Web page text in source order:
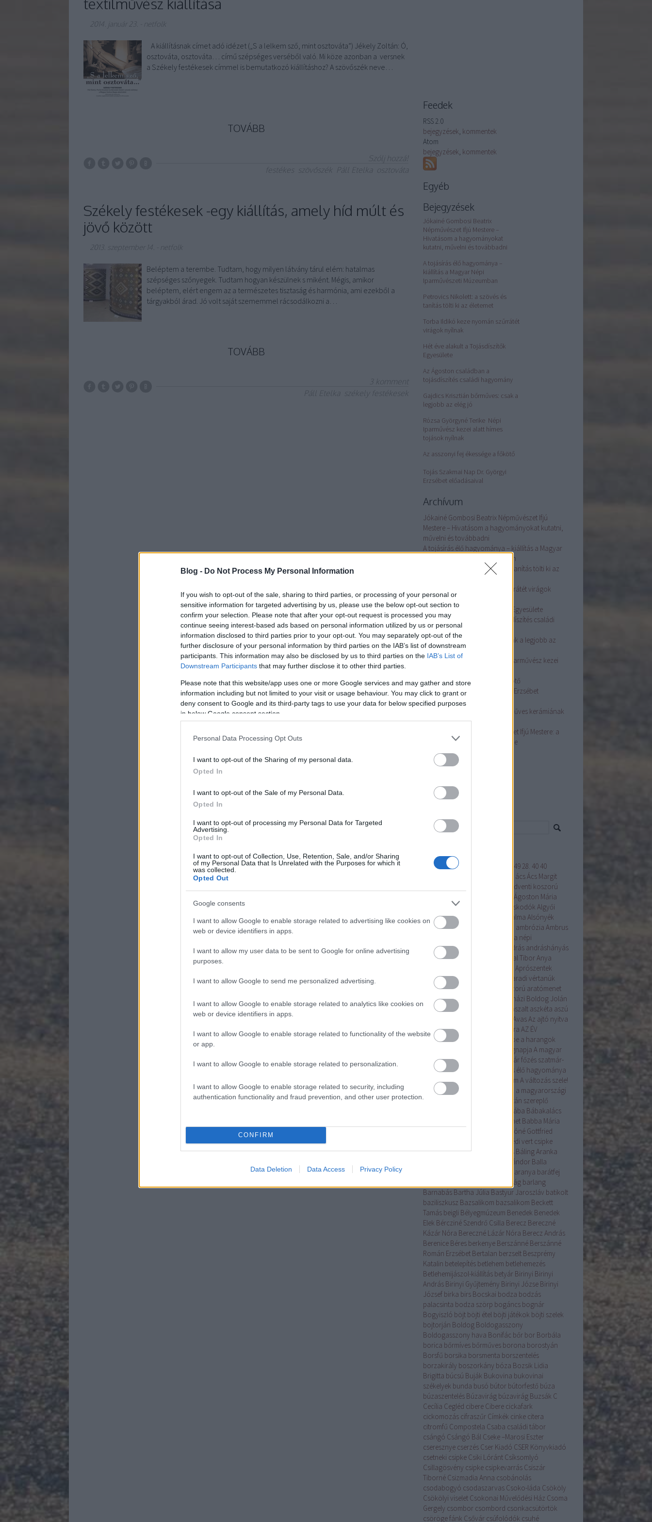
Blog - Do Not Process My Personal Information
If you wish to opt-out of the sale, sharing to third parties, or processing of your personal or
sensitive information for targeted advertising by us, please use the below opt-out section to
confirm your selection. Please note that after your opt-out request is processed you may
continue seeing interest-based ads based on personal information utilized by us or personal
information disclosed to third parties prior to your opt-out. You may separately opt-out of the
further disclosure of your personal information by third parties on the IAB’s list of downstream
participants. This information may also be disclosed by us to third parties on the IAB’s List of
Downstream Participants that may further disclose it to other third parties.
Please note that this website/app uses one or more Google services and may gather and store
information including but not limited to your visit or usage behaviour. You may click to grant or
deny consent to Google and its third-party tags to use your data for below specified purposes
in below Google consent section.
Personal Data Processing Opt Outs
I want to opt-out of the Sharing of my personal data.
Opted In
I want to opt-out of the Sale of my Personal Data.
Opted In
I want to opt-out of processing my Personal Data for Targeted
Advertising.
Opted In
I want to opt-out of Collection, Use, Retention, Sale, and/or Sharing
of my Personal Data that Is Unrelated with the Purposes for which it
was collected.
Opted Out
Google consents
I want to allow Google to enable storage related to advertising like cookies on
web or device identifiers in apps.
I want to allow my user data to be sent to Google for online advertising
purposes.
I want to allow Google to send me personalized advertising.
I want to allow Google to enable storage related to analytics like cookies on
web or device identifiers in apps.
I want to allow Google to enable storage related to functionality of the website
or app.
I want to allow Google to enable storage related to personalization.
I want to allow Google to enable storage related to security, including
authentication functionality and fraud prevention, and other user protection.
CONFIRM
Data Deletion Data Access Privacy Policy
2014. január 23. netfolk
A kiállításnak címet adó idézet („S a lelkem sző, mint osztováta”) Jékely Zoltán: Ó,
osztováta, osztováta… című szépséges verséből való. Mi köze azonban a versnek
a Székely festékesek címmel is bemutatkozó kiállításhoz? A szövőszék neve…
TOVÁBB
Szólj hozzá!
festékes
szövőszék Páll Etelka osztováta
Székely festékesek -egy kiállítás, amely híd múlt és
jövő között
2013. szeptember 14. netfolk
Beléptem a terembe. Tudtam, hogy milyen látvány tárul elém: hatalmas
szépséges szőnyegek. Tudtam hogyan készülnek s miként. Mégis, amikor
beléptem, elért engem az a természetes tisztaság és harmónia, ami ezekből a
tárgyakból árad. Jó volt saját szememmel rácsodálkozni a…
TOVÁBB
3 komment
Páll Etelka
székely festékesek
Feedek
RSS 2.0
bejegyzések, kommentek
Atom
bejegyzések, kommentek
Egyéb
Bejegyzések
Jókainé Gombosi Beatrix
Népművészet Ifjú Mestere –
Hivatásom a hagyományokat
kutatni, művelni és továbbadni
A tojásírás élő hagyománya –
kiállítás a Magyar Népi
Iparművészeti Múzeumban
Petrovics Nikolett: a szövés és
tanítás tölti ki az életemet
Torba Ildikó keze nyomán szűrrátét
virágok nyílnak
Hét éve alakult a Tojásdíszítők
Egyesülete
Az Ágoston családban a
tojásdíszítés családi hagyomány
Gajdics Krisztián bőrműves: csak a
legjobb az elég jó
Rózsa Györgyné Terike Népi
Iparművész kezei alatt hímes
tojások nyílnak
Az asszonyi fej ékessége a főkötő
Tojás Szakmai Nap Dr. Györgyi
Erzsébet előadásaival
Archívum
Jókainé Gombosi Beatrix Népművészet Ifjú
Mestere – Hivatásom a hagyományokat kutatni,
művelni és továbbadni
A tojásírás élő hagyománya – kiállítás a Magyar
Népi Iparművészeti Múzeumban
Petrovics Nikolett: a szövés és tanítás tölti ki az
Torba Ildikó keze nyomán szűrrátét virágok
nyílnak
Hét éve alakult a Tojásdíszítők Egyesülete
Az Ágoston családban a tojásdíszítés családi
hagyomány
Gajdics Krisztián bőrműves: csak a legjobb az
elég jó
Rózsa Györgyné Terike Népi Iparművész kezei
Az asszonyi fej ékessége a főkötő
Tojás Szakmai Nap Dr. Györgyi Erzsébet
előadásaival
Ágoston Mária fazekas: A kézműves kerámiának
lelke van
Gajdos Zsuzsanna Népművészet Ifjú Mestere: a
tojásírás az életünk fontos része
Tovább...
Nincs megjeleníthető elem.
"MAGYAR KÉZMŰVES REMEK" 1849 28. 40 40
ácsÁcs Margit
adventi koszorú
Ágoston Mária
Ajakalakoskodás alakoskodók Algyői
Tojásíró Műhely
alma Alsónyék
áltemetésalulhajtós szélmalom ambrózia Ambrus
Ament Éva népi
kismesterség
András andráshányás
Angyal!angyali Antal TiborAnya
Aprószentek
aprószentek
aradi vértanúk
Arankaaratás aratókoszorú aratómenet
arkangyalárnika
Árpádházi Boldog Jolán
Árpád ház
Assisi Szent Ferenc aszalt aszkéta aszú
AvasAz ajtó nyitva
áll?
Az Én Újságom az Év madara AZ ÉV
VADVIRÁGAa betakarítás ünnepe a harangok
a kenyér világnapja A magyar
díszítés alapformái
A szilvalekvár főzés szatmár-
beregi hagyománya
A tojásírás élő hagyománya
Magyarországon
A Tudás 6alom A változás szele!
Erős gyökérzettel rendelkeznek a magyarországi
skanzenek?
A Világörökség Listán szereplő
bába Bábakalács
Babanet Babba Mária
Bakóné Gottfried
balatonendrédi vert csipke
BalázsBalázs-járás balázsolás Báling Aranka
Bálint Sándor Balla
Baranya barátfej
Barkóság barlang
Barnabás Bartha Júlia Bastyur Jaroszláv batikolt
baziliszkusz Bazsalikom bazsalikom Beckett
Tamás beigli Bélyegmúzeum Benedek Benedek
Elek Bércziné Szendrő Csilla Berecz Bereczné
Kázár Nóra Bereczné Lázár Nóra Berecz András
Berenice Béres berkenye Berszánné Berszánné
Román Erzsébet Bertalan berzselt Beszprémy
Katalin betelepítés betlehem betlehemezés
Betlehemijászol-kiállítás betyár Birinyi Birinyi
András Birinyi Gyűjtemény Birinyi Józse Birinyi
József birka birs Bocskai bodza bodzás
palacsinta bodza szörp bogáncs bognár
Bogyiszló böjt böjti étel böjti játékok böjti szelek
bojtorján Boldog Boldogasszony
Boldogasszony hava Bonifác bőr bor Borbála
borica bőrmíves bőrműves borona borostyán
Borsfű borsika borsmenta borszentelés
borzakirály boszorkány bóza Bozsik Lidia
Brigitta búcsú Buják Bukovina bukovinai
székelyek bunda busó bútor bútorfestő búza
búzaszentelés Búzavirág búzavirág Buzsák C
Cecília Cegléd cibere Cibere cickafark
cickomozás cifraszűr Címkék cinke citera
citromfű Compostela Csaba családi tábor
csángó Csángó Bál Cseke –Marosi Eszter
cseresznye cserzés Cser Kiadó CSER Könyvkiadó
csetneki csipke Csiki Lóránt Csíksomlyó
Csillagösvény csipke csipkevarrás Csiszár
Tiborné Csizmadia Anna csobánolás
csodabogyó csodaszarvas Csoko-láda Csököly
Csökölyi viselet Csokonai Művelődési Ház Csoma
Gergely csombor csombord csonkacsütörtök
csöröge fánk Csővár csúfolódók csuhé